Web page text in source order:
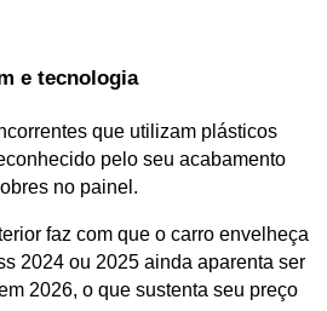
e tecnologia
que utilizam plásticos
pelo seu acabamento
no painel.
faz com que o carro envelheça
2024 ou 2025 ainda aparenta ser
2026, o que sustenta seu preço